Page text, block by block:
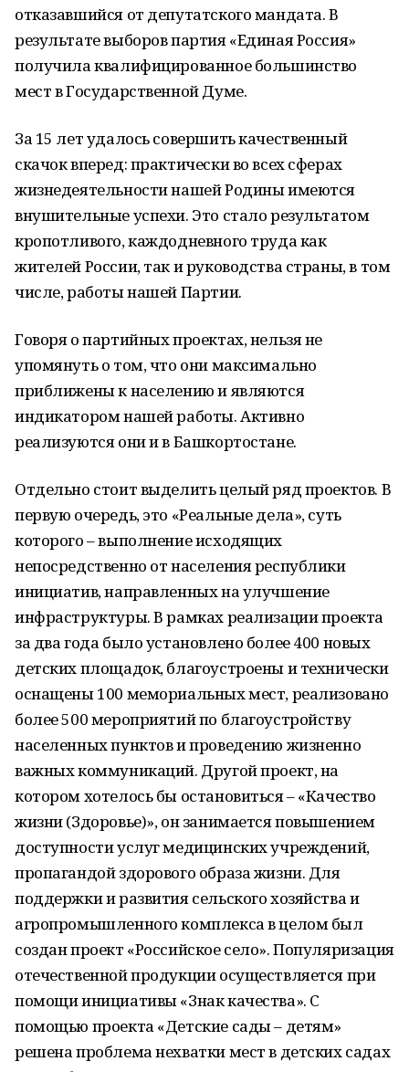
отказавшийся от депутатского мандата. В
результате выборов партия «Единая Россия»
получила квалифицированное большинство
мест в Государственной Думе.
За 15 лет удалось совершить качественный
скачок вперед: практически во всех сферах
жизнедеятельности нашей Родины имеются
внушительные успехи. Это стало результатом
кропотливого, каждодневного труда как
жителей России, так и руководства страны, в том
числе, работы нашей Партии.
Говоря о партийных проектах, нельзя не
упомянуть о том, что они максимально
приближены к населению и являются
индикатором нашей работы. Активно
реализуются они и в Башкортостане.
Отдельно стоит выделить целый ряд проектов. В
первую очередь, это «Реальные дела», суть
которого – выполнение исходящих
непосредственно от населения республики
инициатив, направленных на улучшение
инфраструктуры. В рамках реализации проекта
за два года было установлено более 400 новых
детских площадок, благоустроены и технически
оснащены 100 мемориальных мест, реализовано
более 500 мероприятий по благоустройству
населенных пунктов и проведению жизненно
важных коммуникаций. Другой проект, на
котором хотелось бы остановиться – «Качество
жизни (Здоровье)», он занимается повышением
доступности услуг медицинских учреждений,
пропагандой здорового образа жизни. Для
поддержки и развития сельского хозяйства и
агропромышленного комплекса в целом был
создан проект «Российское село». Популяризация
отечественной продукции осуществляется при
помощи инициативы «Знак качества». С
помощью проекта «Детские сады – детям»
решена проблема нехватки мест в детских садах